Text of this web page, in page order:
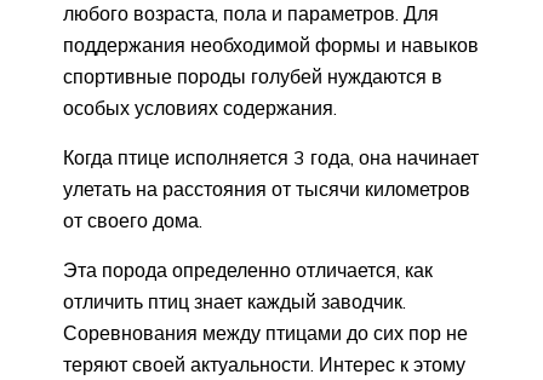
любого возраста, пола и параметров. Для
поддержания необходимой формы и навыков
спортивные породы голубей нуждаются в
особых условиях содержания.
Когда птице исполняется 3 года, она начинает
улетать на расстояния от тысячи километров
от своего дома.
Эта порода определенно отличается, как
отличить птиц знает каждый заводчик.
Соревнования между птицами до сих пор не
теряют своей актуальности. Интерес к этому